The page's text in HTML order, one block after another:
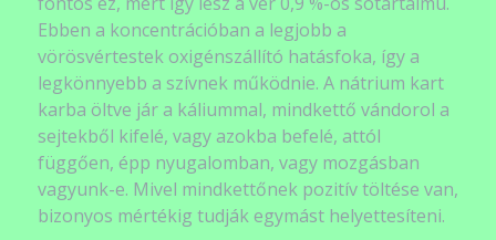
Ebben a koncentrációban a legjobb a
vörösvértestek oxigénszállító hatásfoka, így a
legkönnyebb a szívnek működnie. A nátrium kart
karba öltve jár a káliummal, mindkettő vándorol a
sejtekből kifelé, vagy azokba befelé, attól
függően, épp nyugalomban, vagy mozgásban
vagyunk-e. Mivel mindkettőnek pozitív töltése van,
bizonyos mértékig tudják egymást helyettesíteni.